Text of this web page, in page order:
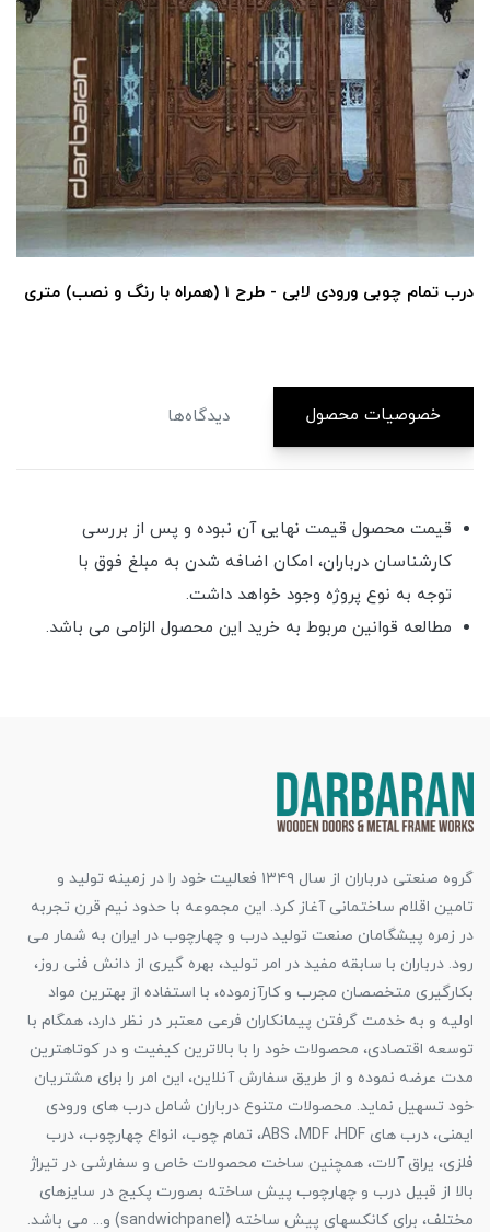
درب تمام چوبی ورودی لابی - طرح 1 (همراه با رنگ و نصب) متری
خصوصیات محصول دیدگاه‌ها
قیمت محصول قیمت نهایی آن نبوده و پس از بررسی
کارشناسان درباران، امکان اضافه شدن به مبلغ فوق با
توجه به نوع پروژه وجود خواهد داشت.
مطالعه قوانین مربوط به خرید این محصول الزامی می باشد.
گروه صنعتی درباران از سال ۱۳۴۹ فعالیت خود را در زمینه تولید و
تامین اقلام ساختمانی آغاز کرد. این مجموعه با حدود نیم قرن تجربه
در زمره پیشگامان صنعت تولید درب و چهارچوب در ایران به شمار می
رود. درباران با سابقه مفید در امر تولید، بهره گیری از دانش فنی روز،
بکارگیری متخصصان مجرب و کارآزموده، با استفاده از بهترین مواد
اولیه و به خدمت گرفتن پیمانکاران فرعی معتبر در نظر دارد، همگام با
توسعه اقتصادی، محصولات خود را با بالاترین کیفیت و در کوتاهترین
مدت عرضه نموده و از طریق سفارش آنلاین، این امر را برای مشتریان
خود تسهیل نماید. محصولات متنوع درباران شامل درب های ورودی
ایمنی، درب های ABS ،MDF ،HDF، تمام چوب، انواع چهارچوب، درب
فلزی، یراق آلات، همچنین ساخت محصولات خاص و سفارشی در تیراژ
بالا از قبیل درب و چهارچوب پیش ساخته بصورت پکیج در سایزهای
مختلف، برای کانکسهای پیش ساخته (sandwichpanel) و... می باشد.